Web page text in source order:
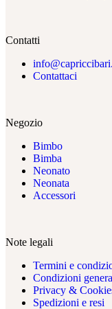
Contatti
Contattaci
Negozio
Bimbo
Bimba
Neonato
Neonata
Accessori
Note legali
Termini e
Condizioni
Privacy &
Spedizioni e resi